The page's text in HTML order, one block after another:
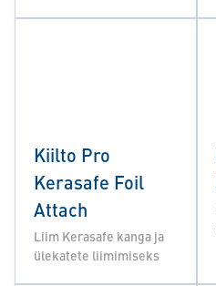
Kiilto Pro
Kerasafe Foil
Attach
Liim Kerasafe kanga ja
ülekatete liimimiseks